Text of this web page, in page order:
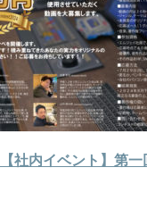
【社内イベント】第